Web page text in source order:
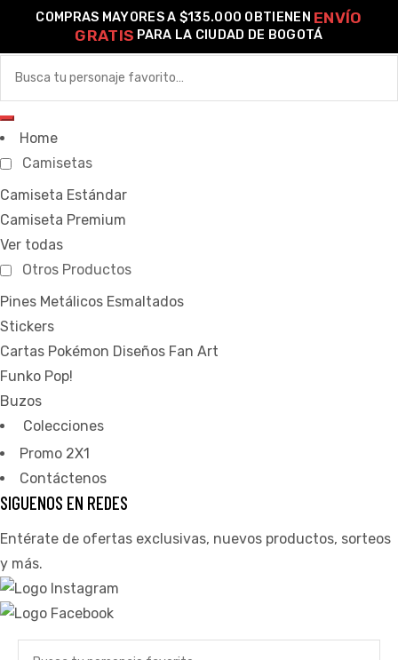
COMPRAS MAYORES A $135.000 OBTIENEN ENVÍO
GRATIS PARA LA CIUDAD DE BOGOTÁ
Home
Camisetas
Camiseta Estándar
Camiseta Premium
Ver todas
Otros Productos
Pines Metálicos Esmaltados
Stickers
Cartas Pokémon Diseños Fan Art
Funko Pop!
Buzos
Colecciones
Promo 2X1
Contáctenos
SIGUENOS EN REDES
Entérate de ofertas exclusivas, nuevos productos, sorteos
y más.
–
Guía
|
tu